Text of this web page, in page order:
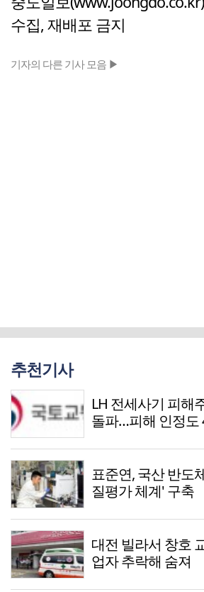
수집, 재배포 금지
기자의 다른 기사 모음 ▶
추천기사
LH 전세사기 피해
돌파…피해 인정도
표준연, 국산 반도
질평가 체계' 구축
대전 빌라서 창호
업자 추락해 숨져